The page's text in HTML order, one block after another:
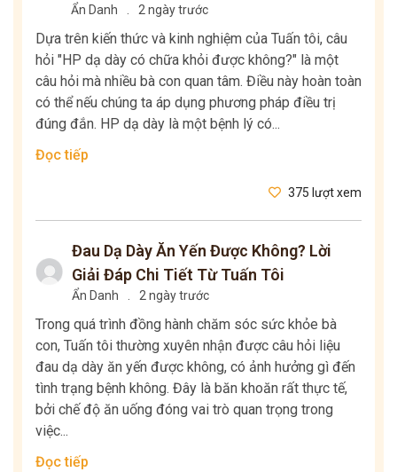
Ẩn Danh 2 ngày trước
Dựa trên kiến thức và kinh nghiệm của Tuấn tôi, câu
hỏi "HP dạ dày có chữa khỏi được không?" là một
câu hỏi mà nhiều bà con quan tâm. Điều này hoàn toàn
có thể nếu chúng ta áp dụng phương pháp điều trị
đúng đắn. HP dạ dày là một bệnh lý có...
Đọc tiếp
375 lượt xem
Đau Dạ Dày Ăn Yến Được Không? Lời
Giải Đáp Chi Tiết Từ Tuấn Tôi
Ẩn Danh 2 ngày trước
Trong quá trình đồng hành chăm sóc sức khỏe bà
con, Tuấn tôi thường xuyên nhận được câu hỏi liệu
đau dạ dày ăn yến được không, có ảnh hưởng gì đến
tình trạng bệnh không. Đây là băn khoăn rất thực tế,
bởi chế độ ăn uống đóng vai trò quan trọng trong
việc...
Đọc tiếp